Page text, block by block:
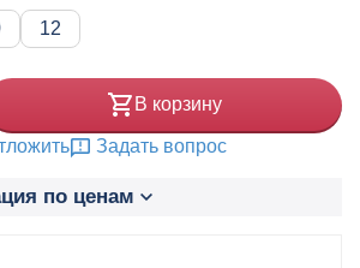
12
В корзину
Задать вопрос
по ценам